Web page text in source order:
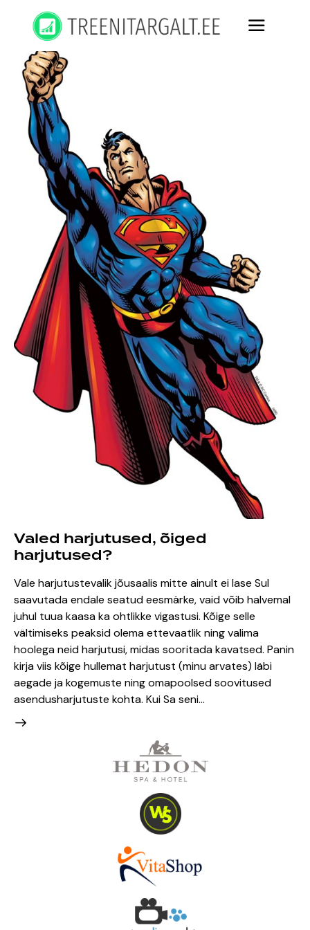
Valed harjutused, õiged
harjutused?
Vale harjutustevalik jõusaalis mitte ainult ei lase Sul
saavutada endale seatud eesmärke, vaid võib halvemal
juhul tuua kaasa ka ohtlikke vigastusi. Kõige selle
vältimiseks peaksid olema ettevaatlik ning valima
hoolega neid harjutusi, midas sooritada kavatsed. Panin
kirja viis kõige hullemat harjutust (minu arvates) läbi
aegade ja kogemuste ning omapoolsed soovitused
asendusharjutuste kohta. Kui Sa seni…